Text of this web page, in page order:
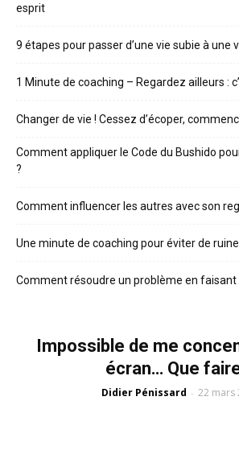
esprit
9 étapes pour passer d’une vie subie à une
1 Minute de coaching – Regardez ailleurs :
Changer de vie ! Cessez d’écoper,
Comment appliquer le Code du Bushido
?
Comment influencer les autres avec son
Une minute de coaching pour éviter de
Comment résoudre un problème en faisant
Impossible de me
écran… Que
Didier Pénissard - 22 mars